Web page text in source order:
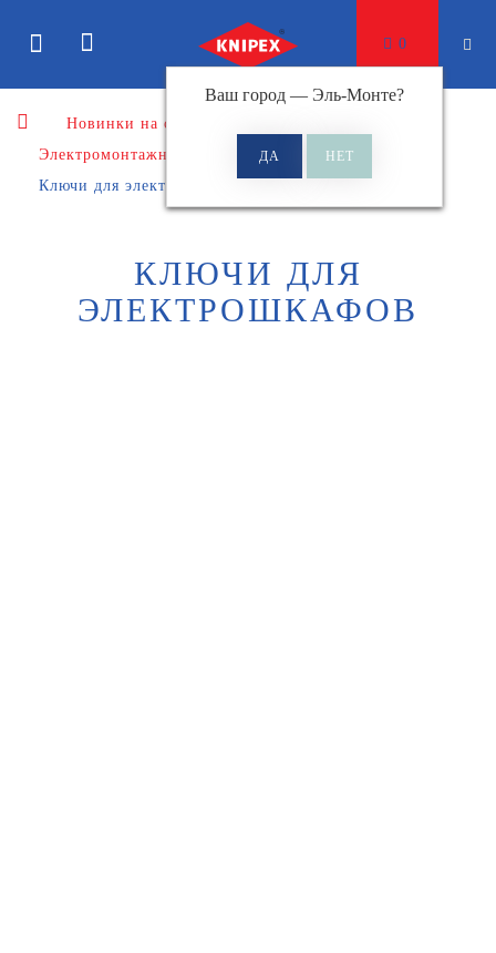
Ваш город — Эль-Монте?
0
Новинки на сайте
Электромонтажный инструмент
Ключи для электрошкафов
КЛЮЧИ ДЛЯ
ЭЛЕКТРОШКАФОВ